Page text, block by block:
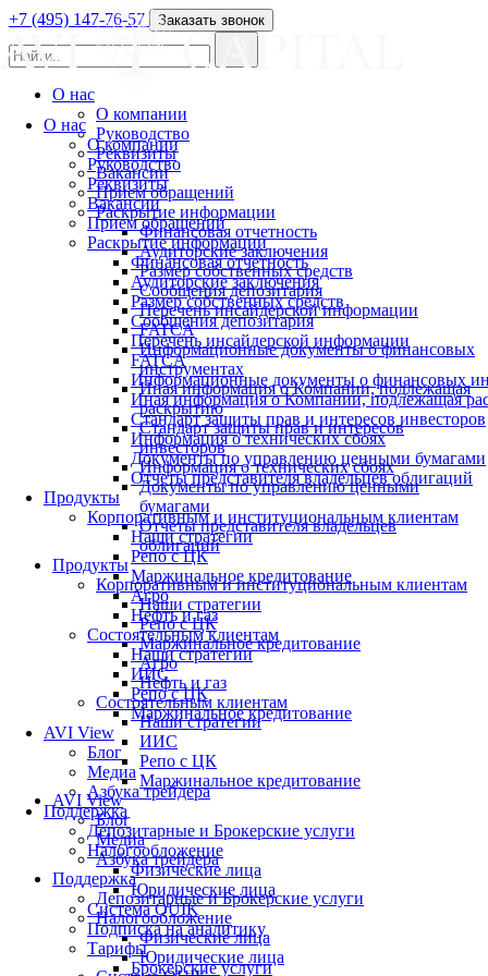
О нас
О компании
Руководство
Реквизиты
Вакансии
Прием обращений
Раскрытие информации
Финансовая отчетность
Аудиторские заключения
Размер собственных средств
Сообщения депозитария
Перечень инсайдерской информации
FATCA
Информационные документы о финансовых
Иная информация о Компании, подлежащая
Стандарт защиты прав и интересов инвесторов
Информация о технических сбоях
Документы по управлению ценными бумагами
Отчеты представителя владельцев облигаций
Продукты
Корпоративным и институциональным клиентам
Наши стратегии
Репо с ЦК
Маржинальное кредитование
Агро
Нефть и газ
Состоятельным клиентам
Наши стратегии
ИИС
Репо с ЦК
Маржинальное кредитование
AVI View
Блог
Медиа
Азбука трейдера
Поддержка
Депозитарные и Брокерские услуги
Налогообложение
Физические лица
Юридические лица
Система QUIK
Подписка на аналитику
Тарифы
Брокерские услуги
+7 (495) 147-76-57 Заказать звонок
О нас
О компании
Руководство
Реквизиты
Вакансии
Прием обращений
Раскрытие информации
Финансовая отчетность
Аудиторские заключения
Размер собственных средств
Сообщения депозитария
Перечень инсайдерской информации
FATCA
Информационные документы о финансовых
инструментах
Иная информация о Компании, подлежащая
раскрытию
Стандарт защиты прав и интересов
инвесторов
Информация о технических сбоях
Документы по управлению ценными
бумагами
Отчеты представителя владельцев
облигаций
Продукты
Корпоративным и институциональным клиентам
Наши стратегии
Репо с ЦК
Маржинальное кредитование
Агро
Нефть и газ
Состоятельным клиентам
Наши стратегии
ИИС
Репо с ЦК
Маржинальное кредитование
AVI View
Блог
Медиа
Азбука трейдера
Поддержка
Депозитарные и Брокерские услуги
Налогообложение
Физические лица
Юридические лица